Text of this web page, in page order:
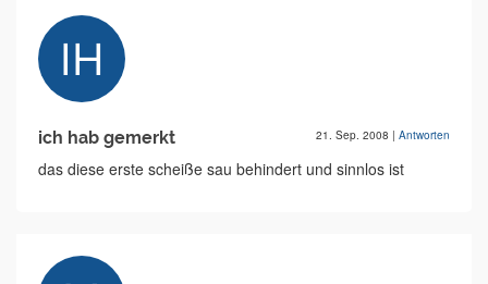
ich hab gemerkt 21. Sep. 2008 | Antworten
das diese erste scheiße sau behindert und sinnlos ist